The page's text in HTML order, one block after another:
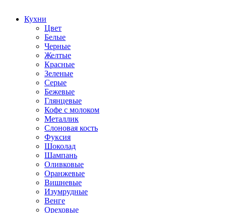
Кухни
Цвет
Белые
Черные
Желтые
Красные
Зеленые
Серые
Бежевые
Глянцевые
Кофе с молоком
Металлик
Слоновая кость
Фуксия
Шоколад
Шампань
Оливковые
Оранжевые
Вишневые
Изумрудные
Венге
Ореховые